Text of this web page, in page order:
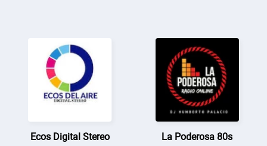
Ecos Digital Stereo La Poderosa 80s